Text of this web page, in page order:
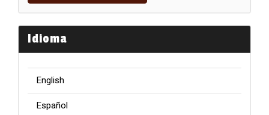
Idioma
English
Español